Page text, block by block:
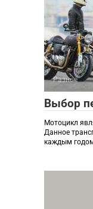
Разное
Выбор
Мотоцикл
Данное
каждым